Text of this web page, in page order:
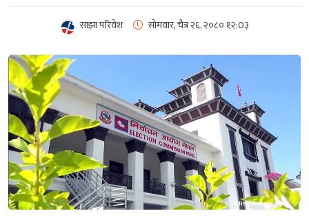
साझा परिवेश सोमवार, चैत्र २६, २०८० १२:0३